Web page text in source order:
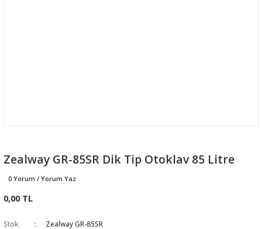
Zealway GR-85SR Dik Tip Otoklav 85 Litre
0 Yorum / Yorum Yaz
0,00 TL
Stok
Zealway GR-85SR